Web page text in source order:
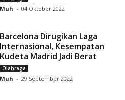
Muh - 04 Oktober 2022
Barcelona Dirugikan Laga
Internasional, Kesempatan
Kudeta Madrid Jadi Berat
Olahraga
Muh - 29 September 2022